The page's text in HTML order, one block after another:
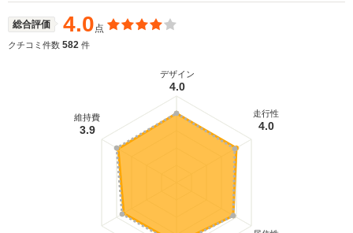
総合評価 4.0点
クチコミ件数 582 件
デザイン
4.0
走行性
4.0
維持費
3.9